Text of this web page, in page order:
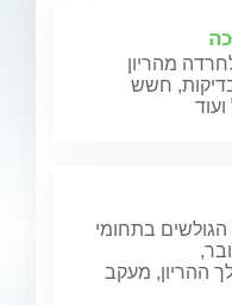
מהריון
חשש
הגולשים בתחומי
ההריון, מעקב